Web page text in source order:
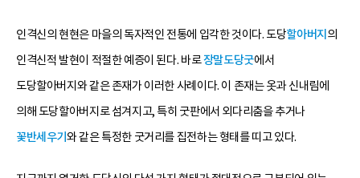
인격신의 현현은 마을의 독자적인 전통에 입각한 것이다. 도당할아버지 의
인격신적 발현이 적절한 예증이 된다. 바로장말도당굿에서
도당할아버지와 같은 존재가 이러한 사례이다. 이 존재는 옷과 신내림에
의해 도당할아버지로 섬겨지고, 특히 굿판에서 외다리춤을 추거나
꽃반세우기와 같은 특정한 굿거리를 집전하는 형태를 띠고 있다.